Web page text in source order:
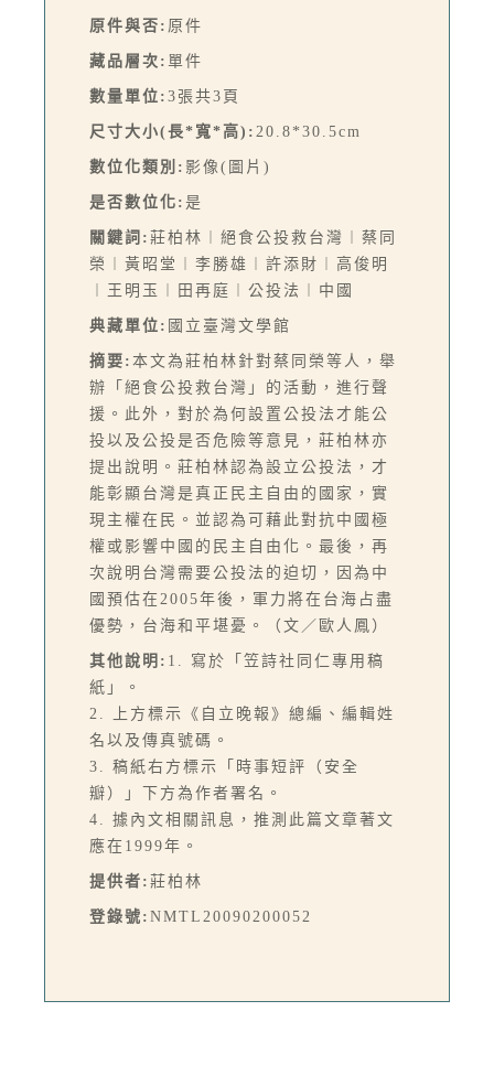
原件與否: 原件
藏品層次: 單件
數量單位: 3張共3頁
尺寸大小(長*寬*高): 20.8*30.5cm
數位化類別: 影像(圖片)
是否數位化: 是
關鍵詞: 莊柏林︱絕食公投救台灣︱蔡同
榮︱黃昭堂︱李勝雄︱許添財︱高俊明
︱王明玉︱田再庭︱公投法︱中國
典藏單位: 國立臺灣文學館
摘要: 本文為莊柏林針對蔡同榮等人，舉
辦「絕食公投救台灣」的活動，進行聲
援。此外，對於為何設置公投法才能公
投以及公投是否危險等意見，莊柏林亦
提出說明。莊柏林認為設立公投法，才
能彰顯台灣是真正民主自由的國家，實
現主權在民。並認為可藉此對抗中國極
權或影響中國的民主自由化。最後，再
次說明台灣需要公投法的迫切，因為中
國預估在2005年後，軍力將在台海占盡
優勢，台海和平堪憂。（文／歐人鳳）
其他說明: 1. 寫於「笠詩社同仁專用稿
紙」。
2. 上方標示《自立晚報》總編、編輯姓
名以及傳真號碼。
3. 稿紙右方標示「時事短評（安全
瓣）」下方為作者署名。
4. 據內文相關訊息，推測此篇文章著文
應在1999年。
提供者: 莊柏林
登錄號: NMTL20090200052